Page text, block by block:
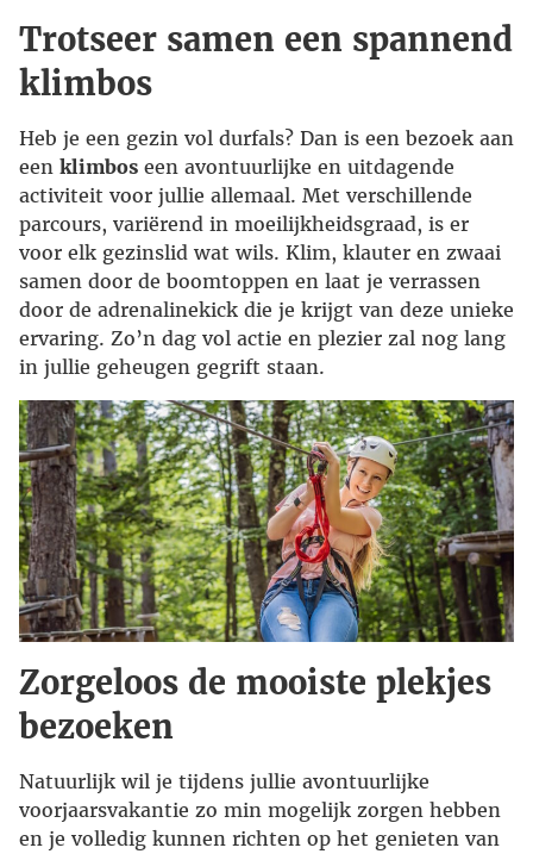
Trotseer samen een spannend
klimbos
Heb je een gezin vol durfals? Dan is een bezoek aan
een klimbos een avontuurlijke en uitdagende
activiteit voor jullie allemaal. Met verschillende
parcours, variërend in moeilijkheidsgraad, is er
voor elk gezinslid wat wils. Klim, klauter en zwaai
samen door de boomtoppen en laat je verrassen
door de adrenalinekick die je krijgt van deze unieke
ervaring. Zo’n dag vol actie en plezier zal nog lang
in jullie geheugen gegrift staan.
Zorgeloos de mooiste plekjes
bezoeken
Natuurlijk wil je tijdens jullie avontuurlijke
voorjaarsvakantie zo min mogelijk zorgen hebben
en je volledig kunnen richten op het genieten van